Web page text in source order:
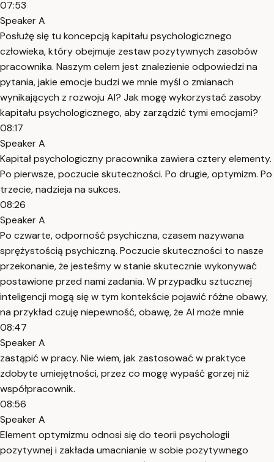
07:53
Speaker A
Posłużę się tu koncepcją kapitału psychologicznego
człowieka, który obejmuje zestaw pozytywnych zasobów
pracownika. Naszym celem jest znalezienie odpowiedzi na
pytania, jakie emocje budzi we mnie myśl o zmianach
wynikających z rozwoju AI? Jak mogę wykorzystać zasoby
kapitału psychologicznego, aby zarządzić tymi emocjami?
08:17
Speaker A
Kapitał psychologiczny pracownika zawiera cztery elementy.
Po pierwsze, poczucie skuteczności. Po drugie, optymizm. Po
trzecie, nadzieja na sukces.
08:26
Speaker A
Po czwarte, odporność psychiczna, czasem nazywana
sprężystością psychiczną. Poczucie skuteczności to nasze
przekonanie, że jesteśmy w stanie skutecznie wykonywać
postawione przed nami zadania. W przypadku sztucznej
inteligencji mogą się w tym kontekście pojawić różne obawy,
na przykład czuję niepewność, obawę, że AI może mnie
08:47
Speaker A
zastąpić w pracy. Nie wiem, jak zastosować w praktyce
zdobyte umiejętności, przez co mogę wypaść gorzej niż
współpracownik.
08:56
Speaker A
Element optymizmu odnosi się do teorii psychologii
pozytywnej i zakłada umacnianie w sobie pozytywnego